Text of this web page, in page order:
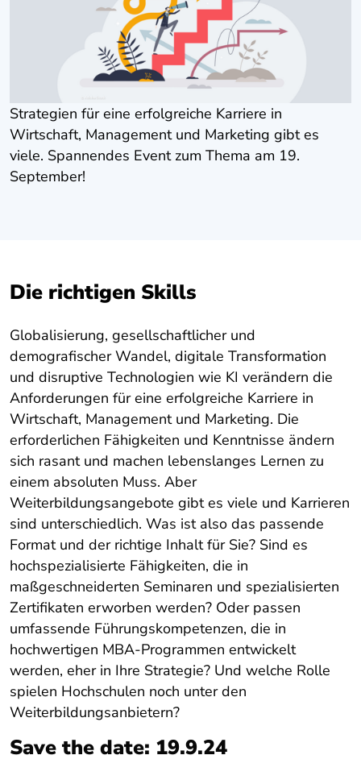
Strategien für eine erfolgreiche Karriere in
Wirtschaft, Management und Marketing gibt es
viele. Spannendes Event zum Thema am 19.
September!
Die richtigen Skills
Globalisierung, gesellschaftlicher und
demografischer Wandel, digitale Transformation
und disruptive Technologien wie KI verändern die
Anforderungen für eine erfolgreiche Karriere in
Wirtschaft, Management und Marketing. Die
erforderlichen Fähigkeiten und Kenntnisse ändern
sich rasant und machen lebenslanges Lernen zu
einem absoluten Muss. Aber
Weiterbildungsangebote gibt es viele und Karrieren
sind unterschiedlich. Was ist also das passende
Format und der richtige Inhalt für Sie? Sind es
hochspezialisierte Fähigkeiten, die in
maßgeschneiderten Seminaren und spezialisierten
Zertifikaten erworben werden? Oder passen
umfassende Führungskompetenzen, die in
hochwertigen MBA-Programmen entwickelt
werden, eher in Ihre Strategie? Und welche Rolle
spielen Hochschulen noch unter den
Weiterbildungsanbietern?
Save the date: 19.9.24